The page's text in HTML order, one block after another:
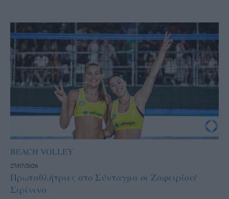
BEACH VOLLEY
27/07/2026
Πρωταθλήτριες στο Σύνταγμα οι Ζαφειρίου/
Σιρίνινα